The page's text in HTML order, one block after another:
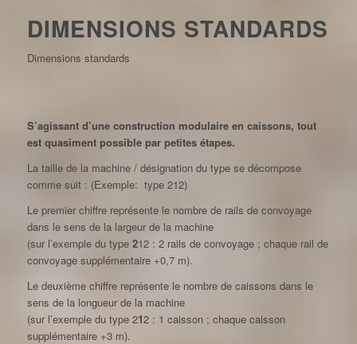
DIMENSIONS STANDARDS
Dimensions standards
S’agissant d’une construction modulaire en caissons, tout
est quasiment possible par petites étapes.
La taille de la machine / désignation du type se décompose
comme suit : (Exemple: type 212)
Le premier chiffre représente le nombre de rails de convoyage
dans le sens de la largeur de la machine
(sur l’exemple du type 212 : 2 rails de convoyage ; chaque rail de
convoyage supplémentaire +0,7 m).
Le deuxième chiffre représente le nombre de caissons dans le
sens de la longueur de la machine
(sur l’exemple du type 212 : 1 caisson ; chaque caisson
supplémentaire +3 m).